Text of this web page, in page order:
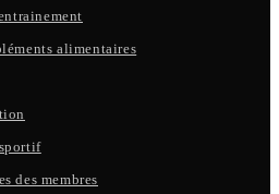
alimentaires
des membres